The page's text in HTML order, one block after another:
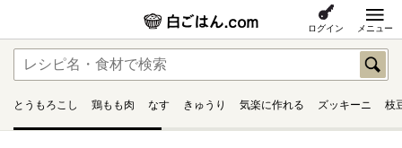
ログイン メニュー
とうもろこし 鶏もも肉 なす きゅうり 気楽に作れる ズッキーニ 枝